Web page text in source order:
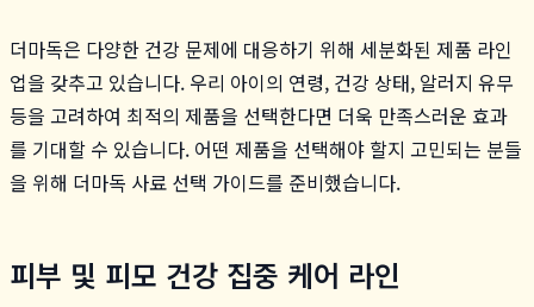
더마독은 다양한 건강 문제에 대응하기 위해 세분화된 제품 라인
업을 갖추고 있습니다. 우리 아이의 연령, 건강 상태, 알러지 유무
등을 고려하여 최적의 제품을 선택한다면 더욱 만족스러운 효과
를 기대할 수 있습니다. 어떤 제품을 선택해야 할지 고민되는 분들
을 위해 더마독 사료 선택 가이드를 준비했습니다.
피부 및 피모 건강 집중 케어 라인